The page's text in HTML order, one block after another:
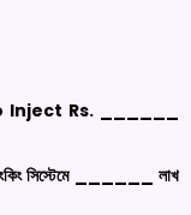
Inject Rs. ______
সিস্টেমে ______ লাখ